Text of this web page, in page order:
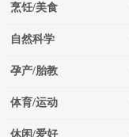
烹饪/美食
自然科学
孕产/胎教
体育/运动
休闲/爱好